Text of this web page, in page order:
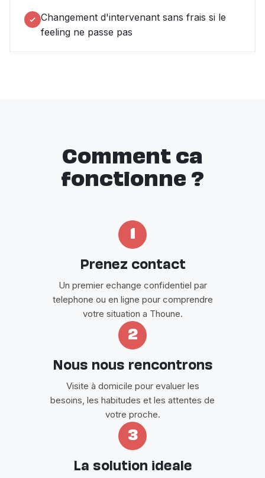
Changement d'intervenant sans frais si le
feeling ne passe pas
Comment ca
fonctionne ?
Prenez contact
Un premier echange confidentiel par
telephone ou en ligne pour comprendre
votre situation a Thoune.
2
Nous nous rencontrons
Visite à domicile pour evaluer les
besoins, les habitudes et les attentes de
votre proche.
3
La solution ideale